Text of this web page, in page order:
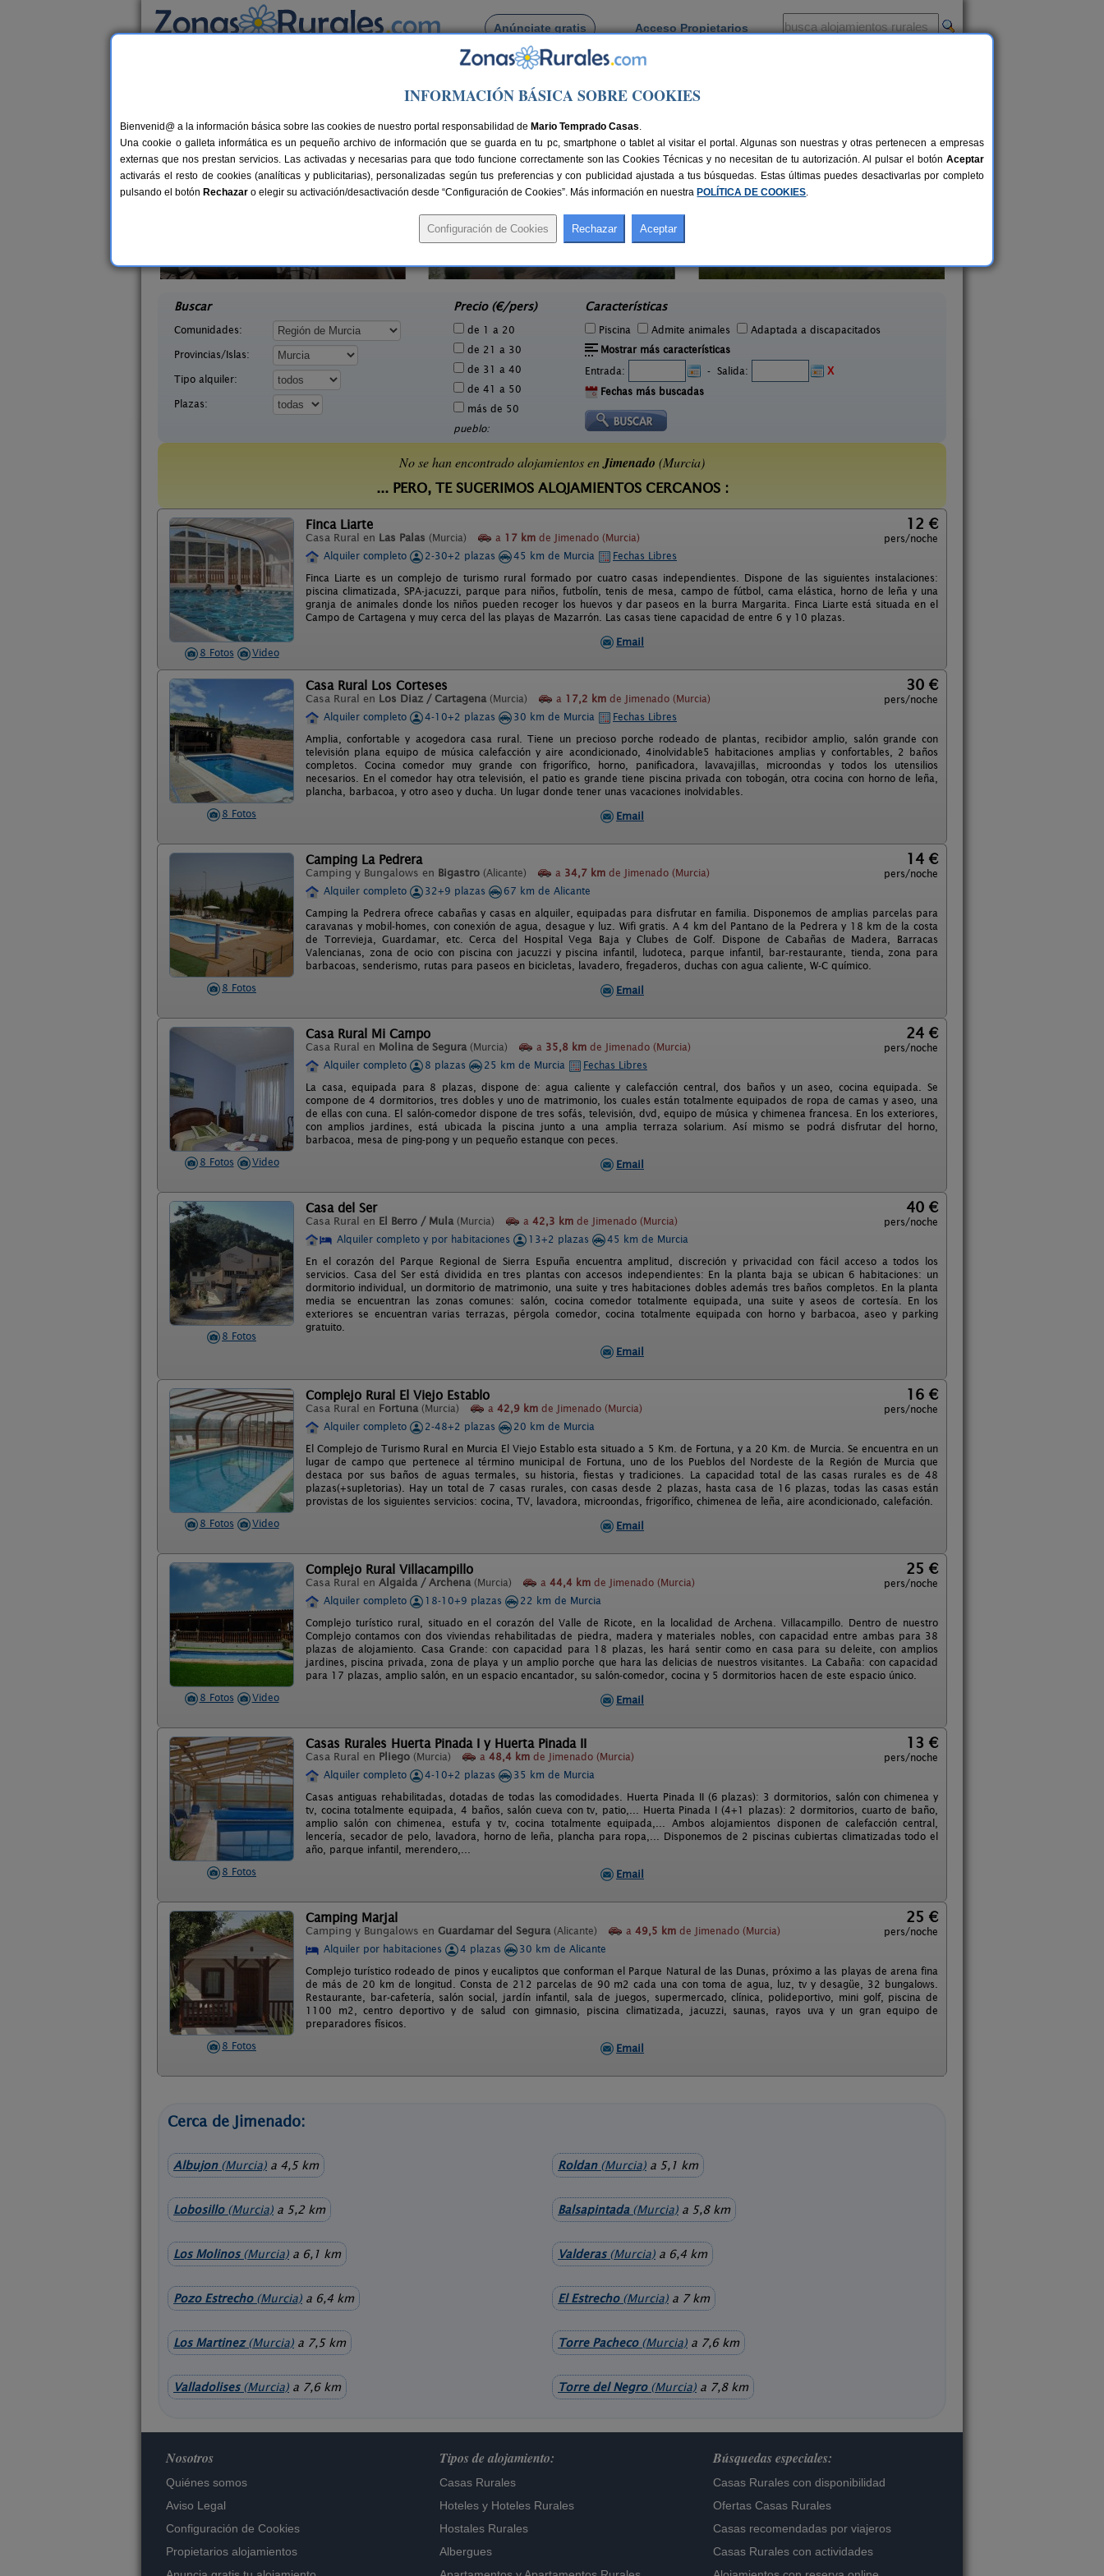
Anúnciate gratis Acceso Propietarios
Busca por pueblo
Casas Rurales cerca de Jimenado
17 €
Casas Rurales Cortijo de Rojas
Buscar
Comunidades:
Provincias/Islas:
Tipo alquiler:
Plazas:
Precio (€/pers)
de 1 a 20
de 21 a 30
de 31 a 40
de 41 a 50
más de 50
pueblo:
Características
Piscina Admite animales
Adaptada a discapacitados
Mostrar más características
Entrada:
- Salida:
X
Fechas más buscadas
No se han encontrado alojamientos enJimenado (Murcia)
... PERO, TE SUGERIMOS ALOJAMIENTOS CERCANOS :
8 Fotos Video
Finca Liarte
Casa Rural en Las Palas (Murcia) a 17 km de Jimenado (Murcia)
12 €
pers/noche
Alquiler completo
2-30+2 plazas 45 km de Murcia
Fechas Libres
Finca Liarte es un complejo de turismo rural formado por cuatro casas independientes. Dispone de las siguientes instalaciones:
piscina climatizada, SPA-jacuzzi, parque para niños, futbolín, tenis de mesa, campo de fútbol, cama elástica, horno de leña y una
granja de animales donde los niños pueden recoger los huevos y dar paseos en la burra Margarita. Finca Liarte está situada en el
Campo de Cartagena y muy cerca del las playas de Mazarrón. Las casas tiene capacidad de entre 6 y 10 plazas.
Email
8 Fotos
Casa Rural Los Corteses
Casa Rural en Los Diaz / Cartagena (Murcia) a 17,2 km de Jimenado (Murcia)
30 €
pers/noche
Alquiler completo
4-10+2 plazas 30 km de Murcia
Fechas Libres
Amplia, confortable y acogedora casa rural. Tiene un precioso porche rodeado de plantas, recibidor amplio, salón grande con
televisión plana equipo de música calefacción y aire acondicionado, 4inolvidable5 habitaciones amplias y confortables, 2 baños
completos. Cocina comedor muy grande con frigorífico, horno, panificadora, lavavajillas, microondas y todos los utensilios
necesarios. En el comedor hay otra televisión, el patio es grande tiene piscina privada con tobogán, otra cocina con horno de leña,
plancha, barbacoa, y otro aseo y ducha. Un lugar donde tener unas vacaciones inolvidables.
Email
8 Fotos
Camping La Pedrera
Camping y Bungalows en Bigastro (Alicante) a 34,7 km de Jimenado (Murcia)
14 €
pers/noche
Alquiler completo
32+9 plazas
67 km de Alicante
Camping la Pedrera ofrece cabañas y casas en alquiler, equipadas para disfrutar en familia. Disponemos de amplias parcelas para
caravanas y mobil-homes, con conexión de agua, desague y luz. Wifi gratis. A 4 km del Pantano de la Pedrera y 18 km de la costa
de Torrevieja, Guardamar, etc. Cerca del Hospital Vega Baja y Clubes de Golf. Dispone de Cabañas de Madera, Barracas
Valencianas, zona de ocio con piscina con jacuzzi y piscina infantil, ludoteca, parque infantil, bar-restaurante, tienda, zona para
barbacoas, senderismo, rutas para paseos en bicicletas, lavadero, fregaderos, duchas con agua caliente, W-C químico.
Email
8 Fotos Video
Casa Rural Mi Campo
Casa Rural en Molina de Segura (Murcia) a 35,8 km de Jimenado (Murcia)
24 €
pers/noche
Alquiler completo
8 plazas 25 km de Murcia
Fechas Libres
La casa, equipada para 8 plazas, dispone de: agua caliente y calefacción central, dos baños y un aseo, cocina equipada. Se
compone de 4 dormitorios, tres dobles y uno de matrimonio, los cuales están totalmente equipados de ropa de camas y aseo, una
de ellas con cuna. El salón-comedor dispone de tres sofás, televisión, dvd, equipo de música y chimenea francesa. En los exteriores,
con amplios jardines, está ubicada la piscina junto a una amplia terraza solarium. Así mismo se podrá disfrutar del horno,
barbacoa, mesa de ping-pong y un pequeño estanque con peces.
Email
8 Fotos
Casa del Ser
Casa Rural en El Berro / Mula (Murcia) a 42,3 km de Jimenado (Murcia)
40 €
pers/noche
Alquiler completo y por habitaciones
13+2 plazas
45 km de Murcia
En el corazón del Parque Regional de Sierra Espuña encuentra amplitud, discreción y privacidad con fácil acceso a todos los
servicios. Casa del Ser está dividida en tres plantas con accesos independientes: En la planta baja se ubican 6 habitaciones: un
dormitorio individual, un dormitorio de matrimonio, una suite y tres habitaciones dobles además tres baños completos. En la planta
media se encuentran las zonas comunes: salón, cocina comedor totalmente equipada, una suite y aseos de cortesía. En los
exteriores se encuentran varias terrazas, pérgola comedor, cocina totalmente equipada con horno y barbacoa, aseo y parking
gratuito.
Email
8 Fotos Video
Complejo Rural El Viejo Establo
Casa Rural en Fortuna (Murcia) a 42,9 km de Jimenado (Murcia)
16 €
pers/noche
Alquiler completo
2-48+2 plazas
20 km de Murcia
El Complejo de Turismo Rural en Murcia El Viejo Establo esta situado a 5 Km. de Fortuna, y a 20 Km. de Murcia. Se encuentra en un
lugar de campo que pertenece al término municipal de Fortuna, uno de los Pueblos del Nordeste de la Región de Murcia que
destaca por sus baños de aguas termales, su historia, fiestas y tradiciones. La capacidad total de las casas rurales es de 48
plazas(+supletorias). Hay un total de 7 casas rurales, con casas desde 2 plazas, hasta casa de 16 plazas, todas las casas están
provistas de los siguientes servicios: cocina, TV, lavadora, microondas, frigorífico, chimenea de leña, aire acondicionado, calefación.
Email
8 Fotos Video
Complejo Rural Villacampillo
Casa Rural en Algaida / Archena (Murcia) a 44,4 km de Jimenado (Murcia)
25 €
pers/noche
Alquiler completo
18-10+9 plazas
22 km de Murcia
Complejo turístico rural, situado en el corazón del Valle de Ricote, en la localidad de Archena. Villacampillo. Dentro de nuestro
Complejo contamos con dos viviendas rehabilitadas de piedra, madera y materiales nobles, con capacidad entre ambas para 38
plazas de alojamiento. Casa Grande: con capacidad para 18 plazas, les hará sentir como en casa para su deleite, con amplios
jardines, piscina privada, zona de playa y un amplio porche que hara las delicias de nuestros visitantes. La Cabaña: con capacidad
para 17 plazas, amplio salón, en un espacio encantador, su salón-comedor, cocina y 5 dormitorios hacen de este espacio único.
Email
8 Fotos
Casas Rurales Huerta Pinada I y Huerta Pinada II
Casa Rural en Pliego (Murcia) a 48,4 km de Jimenado (Murcia)
13 €
pers/noche
Alquiler completo
4-10+2 plazas
35 km de Murcia
Casas antiguas rehabilitadas, dotadas de todas las comodidades. Huerta Pinada II (6 plazas): 3 dormitorios, salón con chimenea y
tv, cocina totalmente equipada, 4 baños, salón cueva con tv, patio,... Huerta Pinada I (4+1 plazas): 2 dormitorios, cuarto de baño,
amplio salón con chimenea, estufa y tv, cocina totalmente equipada,... Ambos alojamientos disponen de calefacción central,
lencería, secador de pelo, lavadora, horno de leña, plancha para ropa,... Disponemos de 2 piscinas cubiertas climatizadas todo el
año, parque infantil, merendero,...
Email
8 Fotos
Camping Marjal
Camping y Bungalows en Guardamar del Segura (Alicante) a 49,5 km de Jimenado (Murcia)
25 €
pers/noche
Alquiler por habitaciones
4 plazas
30 km de Alicante
Complejo turístico rodeado de pinos y eucaliptos que conforman el Parque Natural de las Dunas, próximo a las playas de arena fina
de más de 20 km de longitud. Consta de 212 parcelas de 90 m2 cada una con toma de agua, luz, tv y desagüe, 32 bungalows.
Restaurante, bar-cafetería, salón social, jardín infantil, sala de juegos, supermercado, clínica, polideportivo, mini golf, piscina de
1100 m2, centro deportivo y de salud con gimnasio, piscina climatizada, jacuzzi, saunas, rayos uva y un gran equipo de
preparadores físicos.
Email
Cerca de Jimenado:
Albujon(Murcia) a 4,5 km Roldan(Murcia) a 5,1 km
Lobosillo(Murcia) a 5,2 km Balsapintada(Murcia) a 5,8 km
Los Molinos(Murcia) a 6,1 km Valderas(Murcia) a 6,4 km
Pozo Estrecho(Murcia) a 6,4 km El Estrecho(Murcia) a 7 km
Los Martinez(Murcia) a 7,5 km Torre Pacheco(Murcia) a 7,6 km
Valladolises(Murcia) a 7,6 km Torre del Negro(Murcia) a 7,8 km
Nosotros
Quiénes somos
Aviso Legal
Configuración de Cookies
Propietarios alojamientos
Tipos de alojamiento:
Casas Rurales
Hoteles y Hoteles Rurales
Hostales Rurales
Albergues
Búsquedas especiales:
Casas Rurales con disponibilidad
Ofertas Casas Rurales
Casas recomendadas por viajeros
Casas Rurales con actividades
INFORMACIÓN BÁSICA SOBRE COOKIES
Bienvenid@ a la información básica sobre las cookies de nuestro portal responsabilidad de Mario Temprado Casas.
Una cookie o galleta informática es un pequeño archivo de información que se guarda en tu pc, smartphone o tablet al visitar el portal. Algunas son nuestras y otras pertenecen a empresas
externas que nos prestan servicios. Las activadas y necesarias para que todo funcione correctamente son las Cookies Técnicas y no necesitan de tu autorización. Al pulsar el botón Aceptar
activarás el resto de cookies (analíticas y publicitarias), personalizadas según tus preferencias y con publicidad ajustada a tus búsquedas. Estas últimas puedes desactivarlas por completo
pulsando el botón Rechazar o elegir su activación/desactivación desde “Configuración de Cookies”. Más información en nuestra POLÍTICA DE COOKIES.